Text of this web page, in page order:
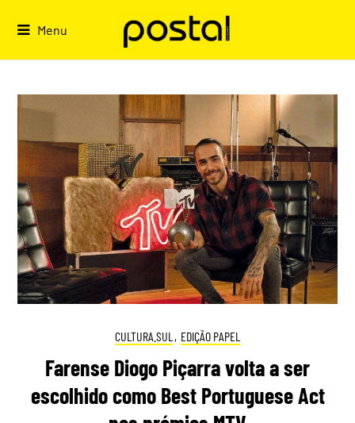
Menu
CULTURA.SUL , EDIÇÃO PAPEL
Farense Diogo Piçarra volta a ser
escolhido como Best Portuguese Act